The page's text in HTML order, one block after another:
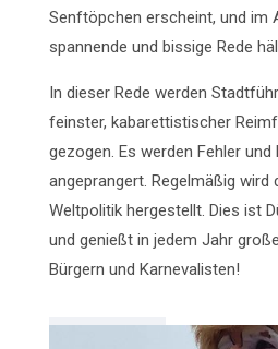
Senftöpchen erscheint, und im
spannende und bissige Rede
In dieser Rede werden
feinster, kabarettistischer
gezogen. Es werden Fehler und
angeprangert. Regelmäßig wird
Weltpolitik hergestellt. Dies ist
und genießt in jedem Jahr
Bürgern und Karnevalisten!